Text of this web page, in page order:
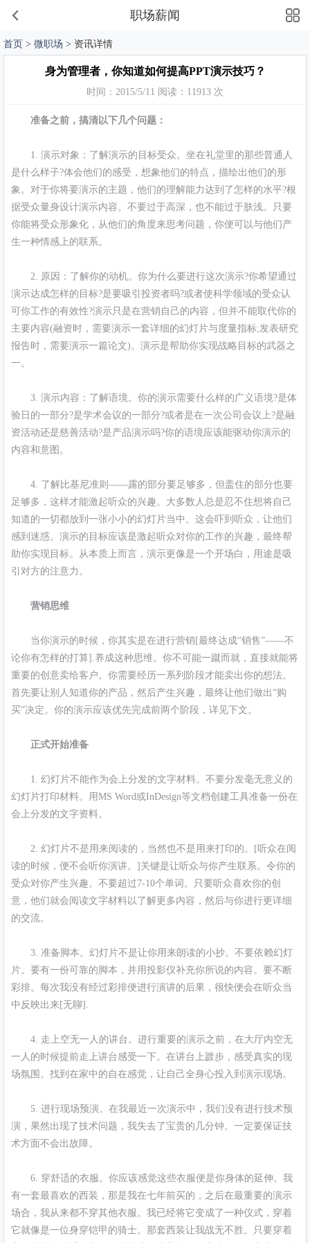
职场薪闻
首页 > 微职场 > 资讯详情
身为管理者，你知道如何提高PPT演示技巧？
时间：2015/5/11 阅读：11913 次
准备之前，搞清以下几个问题：
1. 演示对象：了解演示的目标受众。坐在礼堂里的那些普通人
是什么样子?体会他们的感受，想象他们的特点，描绘出他们的形
象。对于你将要演示的主题，他们的理解能力达到了怎样的水平?根
据受众量身设计演示内容。不要过于高深，也不能过于肤浅。只要
你能将受众形象化，从他们的角度来思考问题，你便可以与他们产
生一种情感上的联系。
2. 原因：了解你的动机。你为什么要进行这次演示?你希望通过
演示达成怎样的目标?是要吸引投资者吗?或者使科学领域的受众认
可你工作的有效性?演示只是在营销自己的内容，但并不能取代你的
主要内容(融资时，需要演示一套详细的幻灯片与度量指标;发表研究
报告时，需要演示一篇论文)。演示是帮助你实现战略目标的武器之
一。
3. 演示内容：了解语境。你的演示需要什么样的广义语境?是体
验日的一部分?是学术会议的一部分?或者是在一次公司会议上?是融
资活动还是慈善活动?是产品演示吗?你的语境应该能驱动你演示的
内容和意图。
4. 了解比基尼准则——露的部分要足够多，但盖住的部分也要
足够多，这样才能激起听众的兴趣。大多数人总是忍不住想将自己
知道的一切都放到一张小小的幻灯片当中。这会吓到听众，让他们
感到迷惑。演示的目标应该是激起听众对你的工作的兴趣，最终帮
助你实现目标。从本质上而言，演示更像是一个开场白，用途是吸
引对方的注意力。
营销思维
当你演示的时候，你其实是在进行营销[最终达成“销售”——不
论你有怎样的打算].养成这种思维。你不可能一蹴而就，直接就能将
重要的创意卖给客户。你需要经历一系列阶段才能卖出你的想法。
首先要让别人知道你的产品，然后产生兴趣，最终让他们做出“购
买”决定。你的演示应该优先完成前两个阶段，详见下文。
正式开始准备
1. 幻灯片不能作为会上分发的文字材料。不要分发毫无意义的
幻灯片打印材料。用MS Word或InDesign等文档创建工具准备一份在
会上分发的文字资料。
2. 幻灯片不是用来阅读的，当然也不是用来打印的。[听众在阅
读的时候，便不会听你演讲。]关键是让听众与你产生联系。令你的
受众对你产生兴趣。不要超过7-10个单词。只要听众喜欢你的创
意，他们就会阅读文字材料以了解更多内容，然后与你进行更详细
的交流。
3. 准备脚本。幻灯片不是让你用来朗读的小抄。不要依赖幻灯
片。要有一份可靠的脚本，并用投影仪补充你所说的内容。要不断
彩排。每次我没有经过彩排便进行演讲的后果，很快便会在听众当
中反映出来[无聊].
4. 走上空无一人的讲台。进行重要的演示之前，在大厅内空无
一人的时候提前走上讲台感受一下。在讲台上踱步，感受真实的现
场氛围。找到在家中的自在感觉，让自己全身心投入到演示现场。
5. 进行现场预演。在我最近一次演示中，我们没有进行技术预
演，果然出现了技术问题，我失去了宝贵的几分钟。一定要保证技
术方面不会出故障。
6. 穿舒适的衣服。你应该感觉这些衣服便是你身体的延伸。我
有一套最喜欢的西装，那是我在七年前买的，之后在最重要的演示
场合，我从来都不穿其他衣服。我已经将它变成了一种仪式，穿着
它就像是一位身穿铠甲的骑士。那套西装让我战无不胜。只要穿着